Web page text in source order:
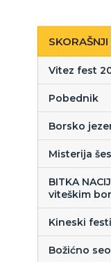
Vitez fest
Pobednik
Borsko
Misterija
BITKA
viteškim
Kineski
Božićno